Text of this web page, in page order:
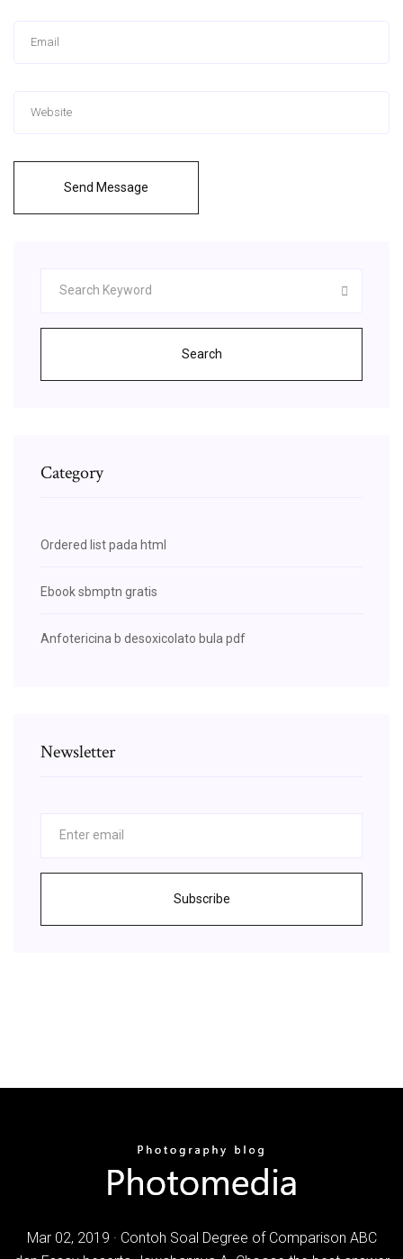
Send Message
Search
Category
Ordered list pada html
Ebook sbmptn gratis
Anfotericina b desoxicolato bula pdf
Newsletter
Subscribe
Mar 02, 2019 · Contoh Soal Degree of Comparison ABC